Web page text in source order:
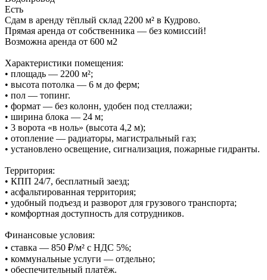
Есть
Сдам в аренду тёплый склад 2200 м² в Кудрово.
Прямая аренда от собственника — без комиссий!
Возможна аренда от 600 м2
Характеристики помещения:
• площадь — 2200 м²;
• высота потолка — 6 м до ферм;
• пол — топинг.
• формат — без колонн, удобен под стеллажи;
• ширина блока — 24 м;
• 3 воротa «в ноль» (высота 4,2 м);
• отопление — радиаторы, магистральный газ;
• установлено освещение, сигнализация, пожарные гидранты.
Территория:
• КПП 24/7, бесплатный заезд;
• асфальтированная территория;
• удобный подъезд и разворот для грузового транспорта;
• комфортная доступность для сотрудников.
Финансовые условия:
• ставка — 850 ₽/м² с НДС 5%;
• коммунальные услуги — отдельно;
• обеспечительный платёж.